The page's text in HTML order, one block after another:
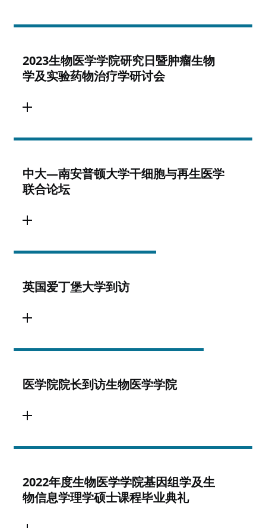
2023生物医学学院研究日暨肿瘤生物
学及实验药物治疗学研讨会
中大—南安普顿大学干细胞与再生医学
联合论坛
英国爱丁堡大学到访
医学院院长到访生物医学学院
2022年度生物医学学院基因组学及生
物信息学理学硕士课程毕业典礼